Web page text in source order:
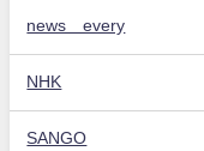
news every
NHK
SANGO